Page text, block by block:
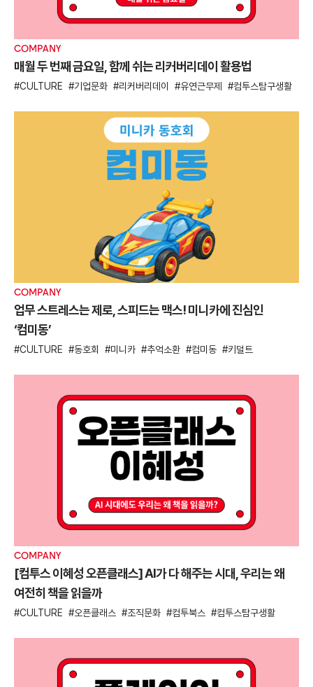
COMPANY
매월 두 번째 금요일, 함께 쉬는 리커버리데이 활용법
CULTURE 기업문화 리커버리데이 유연근무제 컴투스탐구생활
COMPANY
업무 스트레스는 제로, 스피드는 맥스! 미니카에 진심인
‘컴미동’
CULTURE 동호회 미니카 추억소환 컴미동 키덜트
COMPANY
[컴투스 이혜성 오픈클래스] AI가 다 해주는 시대, 우리는 왜
여전히 책을 읽을까
CULTURE 오픈클래스 조직문화 컴투북스 컴투스탐구생활